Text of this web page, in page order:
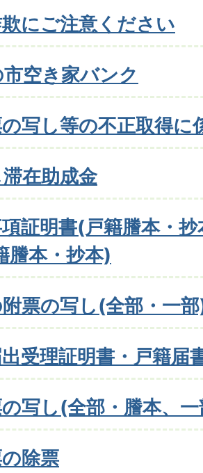
にご注意ください
空き家バンク
写し等の不正取得に
在助成金
証明書(戸籍謄本・
謄本・抄本)
票の写し(全部・一
受理証明書・戸籍届
写し(全部・謄本、
除票